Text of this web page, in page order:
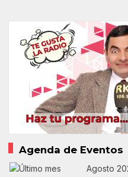
Agenda de Eventos
Agosto